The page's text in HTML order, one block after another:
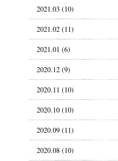
2021.03 (10)
2021.02 (11)
2021.01 (6)
2020.12 (9)
2020.11 (10)
2020.10 (10)
2020.09 (11)
2020.08 (10)